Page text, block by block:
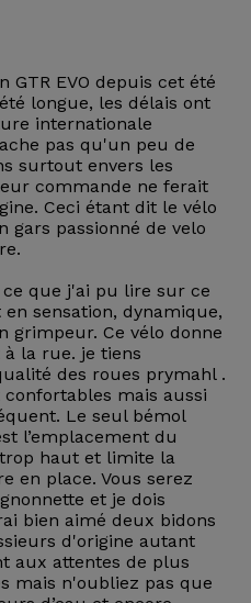
GTR EVO depuis cet été
longue, les délais ont
internationale
pas qu'un peu de
surtout envers les
commande ne ferait
Ceci étant dit le vélo
gars passionné de velo
que j'ai pu lire sur ce
sensation, dynamique,
grimpeur. Ce vélo donne
la rue. je tiens
des roues prymahl .
mais aussi
Le seul bémol
l’emplacement du
haut et limite la
en place. Vous serez
et je dois
bien aimé deux bidons
d'origine autant
aux attentes de plus
mais n'oubliez pas que